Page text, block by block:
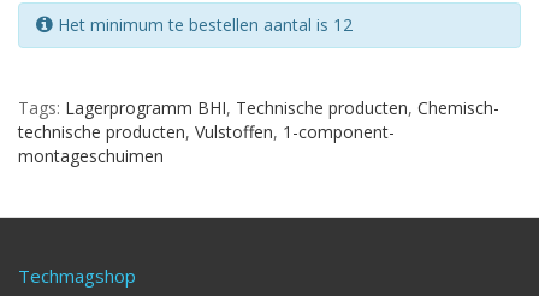
Het minimum te bestellen aantal is 12
Tags: Lagerprogramm BHI, Technische producten, Chemisch-
technische producten, Vulstoffen, 1-component-
montageschuimen
Techmagshop